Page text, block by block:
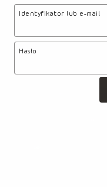
Identyfikator lub e-mail
Hasło